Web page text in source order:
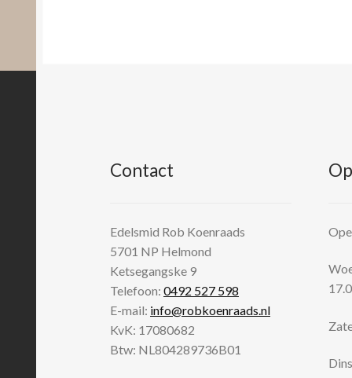
Contact
Edelsmid Rob Koenraads
5701 NP Helmond
Ketsegangske 9
Telefoon:0492 527 598
E-mail: info@robkoenraads.nl
KvK: 17080682
Btw: NL804289736B01